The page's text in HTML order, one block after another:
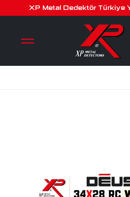
XP Metal Dedektör Türkiye
deus dedektör
x35 başlık, ws5
kontrol